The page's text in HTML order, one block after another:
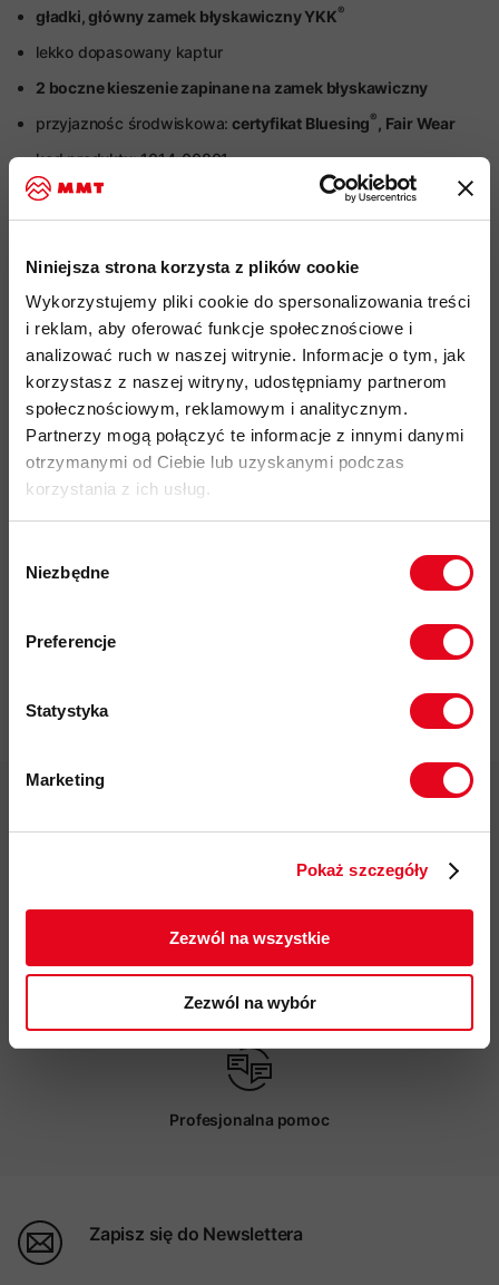
Niniejsza strona korzysta z plików cookie
Wykorzystujemy pliki cookie do spersonalizowania treści
i reklam, aby oferować funkcje społecznościowe i
analizować ruch w naszej witrynie. Informacje o tym, jak
korzystasz z naszej witryny, udostępniamy partnerom
społecznościowym, reklamowym i analitycznym.
Partnerzy mogą połączyć te informacje z innymi danymi
otrzymanymi od Ciebie lub uzyskanymi podczas
korzystania z ich usług.
zgody
Niezbędne
Preferencje
Statystyka
Marketing
Pokaż szczegóły
Zezwól na wszystkie
Zezwól na wybór
gładki, główny zamek błyskawiczny YKK®
lekko dopasowany kaptur
2 boczne kieszenie zapinane na zamek błyskawiczny
przyjaznośc środwiskowa: certyfikat Bluesing® , Fair Wear
kod produktu: 1014-00801
Więcej o produkcie
Do tego produktu rekomendujemy
Darmowa dostawa od 200 zł
Możliwy odbiór w sklepie
Profesjonalna pomoc
Zapisz się do Newslettera
zgodnie z Polityką prywatności.